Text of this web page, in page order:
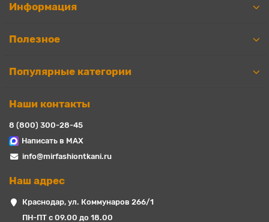
Информация
Полезное
Популярные категории
Наши контакты
8 (800) 300-28-45
Написать в MAX
info@mirfashiontkani.ru
Наш адрес
Краснодар, ул. Коммунаров 266/1
ПН-ПТ с 09.00 до 18.00